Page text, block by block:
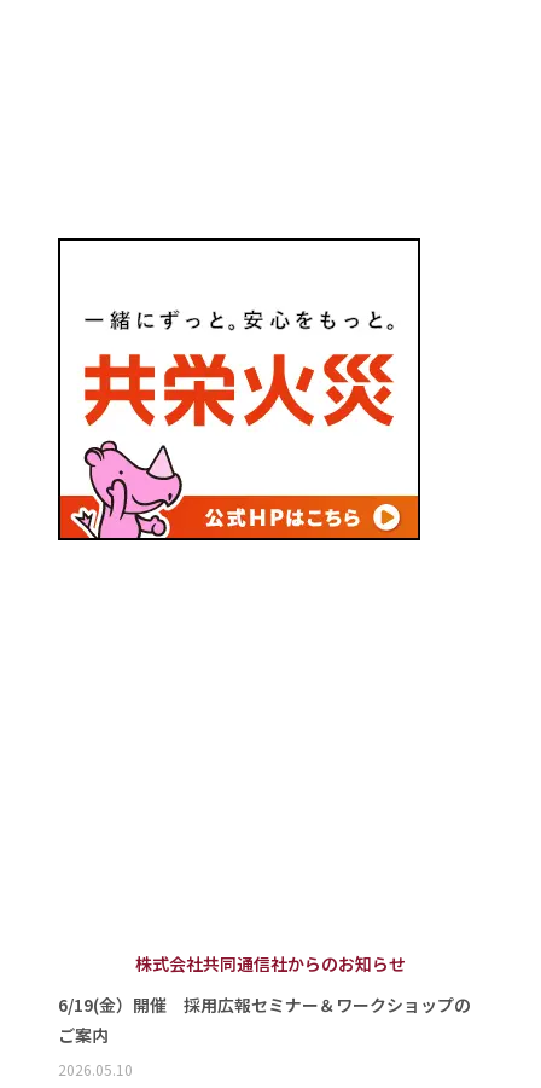
株式会社共同通信社からのお知らせ
6/19(金）開催 採用広報セミナー＆ワークショップの
ご案内
2026.05.10